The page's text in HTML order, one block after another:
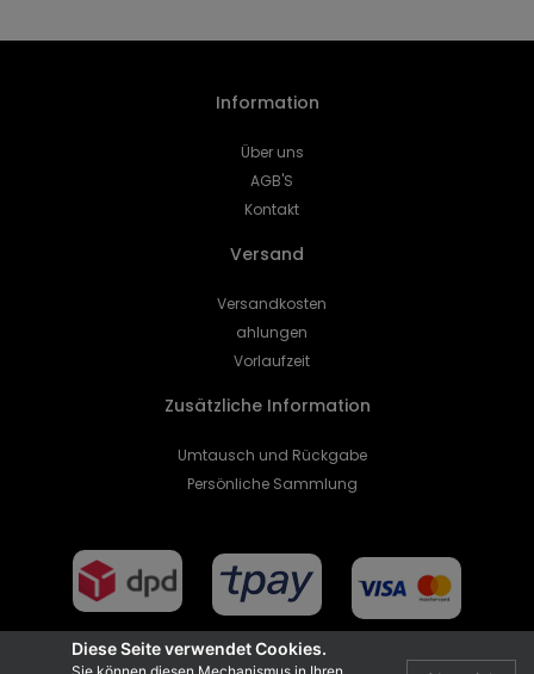
Information
Über uns
AGB'S
Kontakt
Versand
Versandkosten
ahlungen
Vorlaufzeit
Zusätzliche Information
Umtausch und Rückgabe
Persönliche Sammlung
Diese Seite verwendet Cookies.